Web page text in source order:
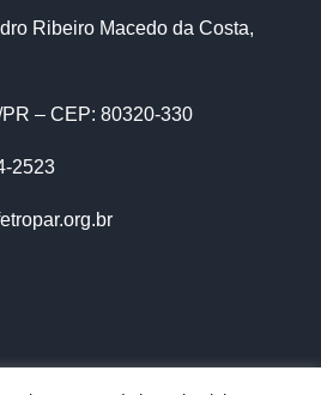
Ribeiro Macedo da Costa,
– CEP: 80320-330
2523